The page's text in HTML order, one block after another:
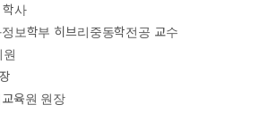
학사
보학부 히브리중동학전공 교수
육원 원장